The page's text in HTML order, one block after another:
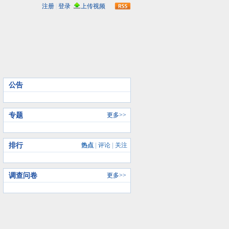
公告
专题 更多>>
热点 评论 关注
排行
调查问卷 更多>>